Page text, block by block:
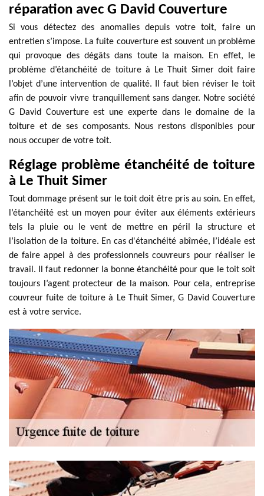
réparation avec G David Couverture
Si vous détectez des anomalies depuis votre toit, faire un
entretien s’impose. La fuite couverture est souvent un problème
qui provoque des dégâts dans toute la maison. En effet, le
problème d’étanchéité de toiture à Le Thuit Simer doit faire
l’objet d’une intervention de qualité. Il faut bien réviser le toit
afin de pouvoir vivre tranquillement sans danger. Notre société
G David Couverture est une experte dans le domaine de la
toiture et de ses composants. Nous restons disponibles pour
nous occuper de votre toit.
Réglage problème étanchéité de toiture
à Le Thuit Simer
Tout dommage présent sur le toit doit être pris au soin. En effet,
l’étanchéité est un moyen pour éviter aux éléments extérieurs
tels la pluie ou le vent de mettre en péril la structure et
l’isolation de la toiture. En cas d'étanchéité abîmée, l’idéale est
de faire appel à des professionnels couvreurs pour réaliser le
travail. Il faut redonner la bonne étanchéité pour que le toit soit
toujours l’agent protecteur de la maison. Pour cela, entreprise
couvreur fuite de toiture à Le Thuit Simer, G David Couverture
est à votre service.